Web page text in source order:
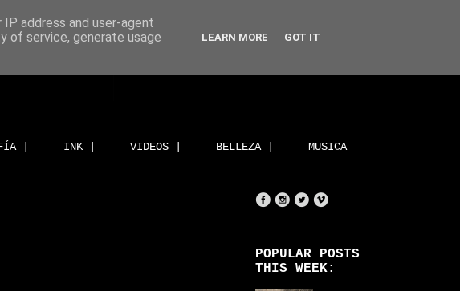
| INK | VIDEOS | BELLEZA | MUSICA
POPULAR POSTS
THIS WEEK:
address and user-agent
of service, generate usage
LEARN MORE GOT IT